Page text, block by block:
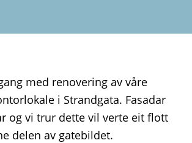
med renovering av våre
i Strandgata. Fasadar
og vi trur dette vil verte eit flott
delen av gatebildet.